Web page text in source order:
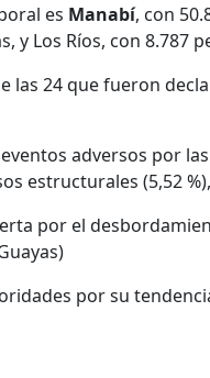
es Manabí, con
y Los Ríos, con 8.787
las 24 que fueron
adversos por
estructurales (5,52
por el
por su